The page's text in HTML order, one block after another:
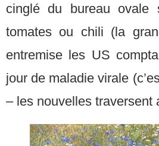
cinglé du bureau ovale
tomates ou chili (la
entremise les US
jour de maladie virale
– les nouvelles traversent